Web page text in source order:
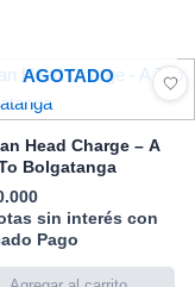
AGOTADO
Head Charge – A
Bolgatanga
sin interés con
Pago